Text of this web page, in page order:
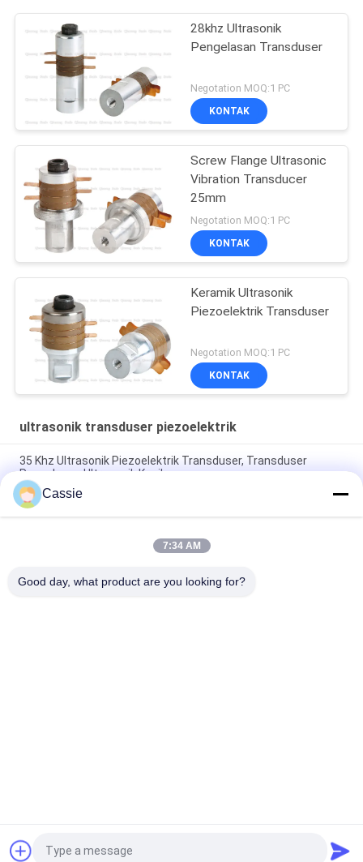
28khz Ultrasonik
Pengelasan Transduser
Negotation MOQ:1 PC
KONTAK
Screw Flange Ultrasonic
Vibration Transducer
25mm
Negotation MOQ:1 PC
KONTAK
Keramik Ultrasonik
Piezoelektrik Transduser
Negotation MOQ:1 PC
KONTAK
ultrasonik transduser piezoelektrik
35 Khz Ultrasonik Piezoelektrik Transduser, Transduser
Pengelasan Ultrasonik Kecil
30Khz Plastik Spot Welder Ultrasonic Piezo Transducer
Dengan Keramik Black 30mm
700w Transduser Piezoelektrik Ultrasound Dengan Keramik
Ultrasonik
Quote request suatu
Cassie
7:34 AM
Good day, what product are you looking for?